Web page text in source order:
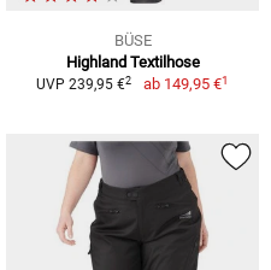
BÜSE
Highland Textilhose
UVP 239,95 €2 ab 149,95 €1